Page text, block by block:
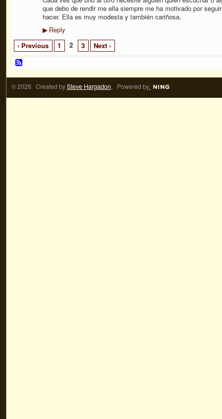
que debo de rendir me ella siempre me ha motivado por
hacer. Ella es muy modesta y también cariñosa.
▶Reply
‹ Previous 1 2 3 Next ›
© 2026 Created bySteve Hargadon. Powered by